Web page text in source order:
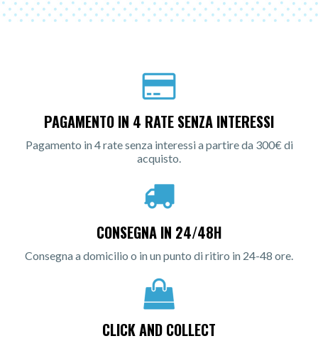
PAGAMENTO IN 4 RATE SENZA INTERESSI
Pagamento in 4 rate senza interessi a partire da 300€ di
acquisto.
CONSEGNA IN 24/48H
Consegna a domicilio o in un punto di ritiro in 24-48 ore.
CLICK AND COLLECT